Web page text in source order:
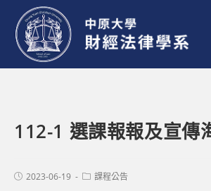
112-1 選課報報及宣傳
2023-06-19 課程公告